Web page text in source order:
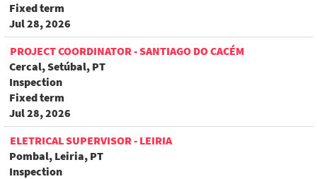
Fixed term
Jul 28, 2026
PROJECT COORDINATOR - SANTIAGO DO CACÉM
Cercal, Setúbal, PT
Inspection
Fixed term
Jul 28, 2026
ELETRICAL SUPERVISOR - LEIRIA
Pombal, Leiria, PT
Inspection